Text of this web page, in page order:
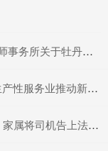
联交易之补充法律意见书（一）内容摘要
推动新一轮经济增长
傻眼：她自己噎死的，跟我何干！